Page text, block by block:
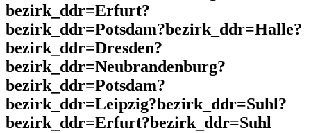
bezirk_ddr=Erfurt?
bezirk_ddr=Potsdam?bezirk_ddr=Halle?
bezirk_ddr=Dresden?
bezirk_ddr=Neubrandenburg?
bezirk_ddr=Potsdam?
bezirk_ddr=Leipzig?bezirk_ddr=Suhl?
bezirk_ddr=Erfurt?bezirk_ddr=Suhl